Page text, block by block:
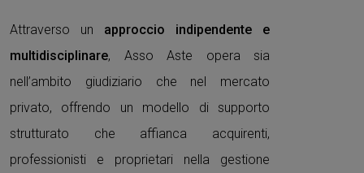
Attraverso un approccio indipendente e
multidisciplinare, Asso Aste opera sia
nell’ambito giudiziario che nel mercato
privato, offrendo un modello di supporto
strutturato che affianca acquirenti,
professionisti e proprietari nella gestione